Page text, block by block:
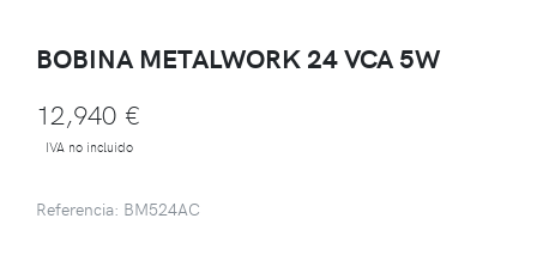
BOBINA METALWORK 24 VCA 5W
12,940 €
IVA no incluido
Referencia: BM524AC